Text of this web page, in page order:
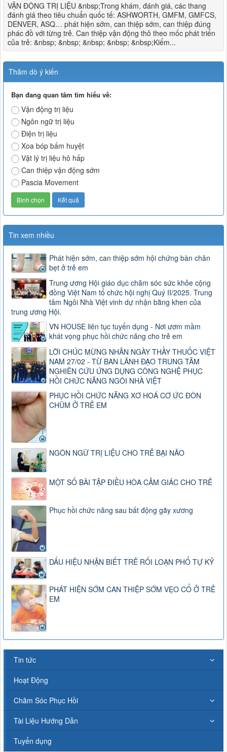
VẬN ĐỘNG TRỊ LIỆU &nbsp;Trong khám, đánh giá, các thang
đánh giá theo tiêu chuẩn quốc tế: ASHWORTH, GMFM, GMFCS,
DENVER, ASQ… phát hiện sớm, can thiệp sớm, can thiệp đúng
phác đồ với từng trẻ. Can thiệp vận động thô theo mốc phát triển
của trẻ: &nbsp; &nbsp; &nbsp; &nbsp; &nbsp;Kiểm...
Thăm dò ý kiến
Bạn đang quan tâm tìm hiểu về:
Vận động trị liệu
Ngôn ngữ trị liệu
Điện trị liệu
Xoa bóp bấm huyệt
Vật lý trị liệu hô hấp
Can thiệp vận động sớm
Pascia Movement
Tin xem nhiều
Phát hiện sớm, can thiệp sớm hội chứng bàn chân
bẹt ở trẻ em
Trung ương Hội giáo dục chăm sóc sức khỏe cộng
đồng Việt Nam tổ chức hội nghị Quý II/2025. Trung
tâm Ngôi Nhà Việt vinh dự nhận bằng khen của
trung ương Hội.
VN HOUSE liên tục tuyển dụng - Nơi ươm mầm
khát vọng phục hồi chức năng cho trẻ em
LỜI CHÚC MỪNG NHÂN NGÀY THẦY THUỐC VIỆT
NAM 27/02 - TỪ BAN LÃNH ĐẠO TRUNG TÂM
NGHIÊN CỨU ỨNG DỤNG CÔNG NGHỆ PHỤC
HỒI CHỨC NĂNG NGÔI NHÀ VIỆT
PHỤC HỒI CHỨC NĂNG XƠ HOÁ CƠ ỨC ĐÒN
CHŨM Ở TRẺ EM
NGÔN NGỮ TRỊ LIỆU CHO TRẺ BẠI NÃO
MỘT SỐ BÀI TẬP ĐIỀU HÒA CẢM GIÁC CHO TRẺ
Phục hồi chức năng sau bất động gãy xương
DẤU HIỆU NHẬN BIẾT TRẺ RỐI LOẠN PHỔ TỰ KỶ
PHÁT HIỆN SỚM CAN THIỆP SỚM VẸO CỔ Ở TRẺ
EM
Tin tức
Hoạt Động
Chăm Sóc Phục Hồi
Tài Liệu Hướng Dẫn
Tuyển dụng